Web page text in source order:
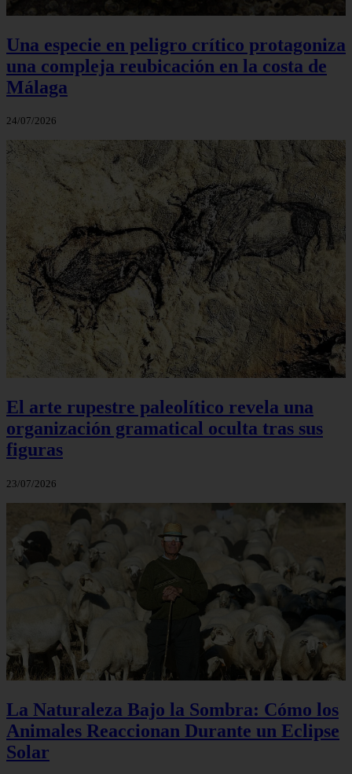
Una especie en peligro crítico protagoniza
una compleja reubicación en la costa de
Málaga
24/07/2026
El arte rupestre paleolítico revela una
organización gramatical oculta tras sus
figuras
23/07/2026
La Naturaleza Bajo la Sombra: Cómo los
Animales Reaccionan Durante un Eclipse
Solar